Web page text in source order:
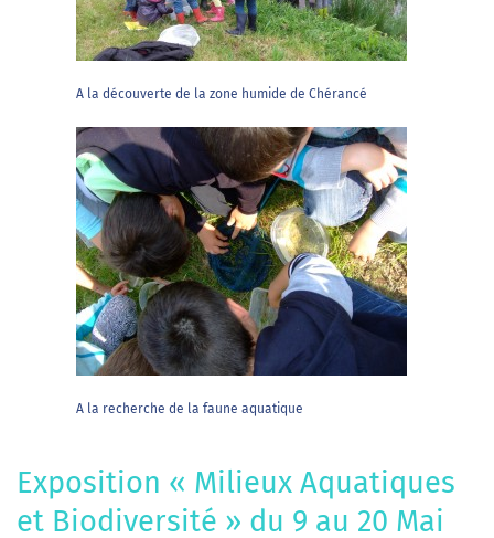
A la découverte de la zone humide de Chérancé
A la recherche de la faune aquatique
Exposition « Milieux Aquatiques
et Biodiversité » du 9 au 20 Mai